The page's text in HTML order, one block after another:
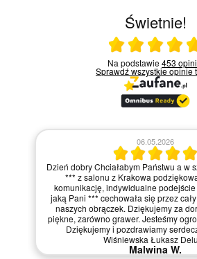
Świetnie!
Ocena
Na podstawie453
Sprawdź wszystkie opinie
06.05.2026
Dzień dobry Chciałabym Państwu a w
*** z salonu z Krakowa
komunikację, indywidualne
jaką Pani *** cechowała się przez
naszych obrączek. Dziękujemy za
piękne, zarówno grawer. Jesteśmy
Dziękujemy i pozdrawiamy
Wiśniewska Łukasz
Malwina W.